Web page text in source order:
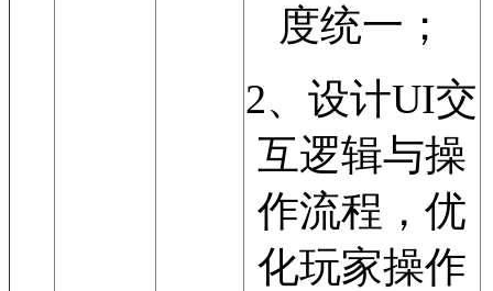
度统一；
2、设计UI交
互逻辑与操
作流程，优
化玩家操作